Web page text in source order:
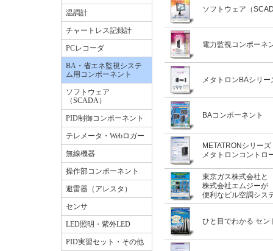
温調計
チャートレス記録計
PCレコーダ
BA・省エネ監視システ
ム用コンポーネント
ソフトウェア
（SCADA）
PID制御コンポーネント
テレメータ・Webロガー
無線機器
操作部コンポーネント
避雷器（アレスタ）
センサ
LED照明・紫外LED
PID実習セット・その他
ソフトウェア（
電力監視コンポーネ
メタトロンBAシリー
BAコンポーネント
METATRONシリーズ
メタトロンコントロ
東京ガス株式会社と
株式会社エムジーが
便利なビル空調シス
ひと目でわかる セン